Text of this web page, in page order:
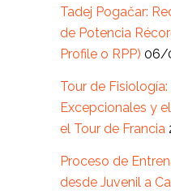
Tadej Pogačar:
de Potencia
Profile o RPP) 06/
Tour de
Excepcionales y
el Tour de Francia
Proceso de
desde Juvenil a